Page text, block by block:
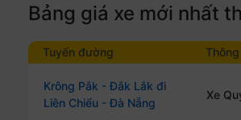
Bảng giá xe mới nhất
Tuyến đường
Krông Pắk - Đắk Lắk đi
Liên Chiểu - Đà Nẵng
Xe